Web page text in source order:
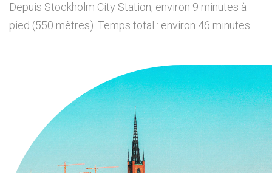
Depuis Stockholm City Station, environ 9 minutes à
pied (550 mètres). Temps total : environ 46 minutes.